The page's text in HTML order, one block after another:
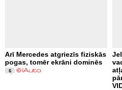
Arī Mercedes atgriezīs fiziskās
pogas, tomēr ekrāni dominēs
6